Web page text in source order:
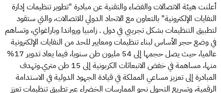
أعلنت هيئة الاتصالات والفضاء والتقنية عن مبادرة "تطوير تنظيمات إدارة
النفايات الإلكترونية" بالتعاون مع الاتحاد الدولي للاتصالات، والتي ستقود
لتطبيق التنظيمات بشكل تجريبي في دول . زامبيا ورواندا وباراغواي، وتساهم
في وضع حجر الأساس لبناء تنظيمات ومعايير للحد من النفايات الإلكترونية
عالميا، حيث يصل حجمها إلى 54 مليون طن سنويا، فيما يعاد تدوير 17%
منها، مساهمة في خفض الانبعاثات الكربونية إلى 15 طن متري.وتهدف
المبادرة إلى تعزيز مساعي المملكة في قيادة الجهود الدولية في الاستدامة
الرقمية، وتسريع التحول نحو الممارسات الخضراء عبر تطبيق تنظيمات تعزز